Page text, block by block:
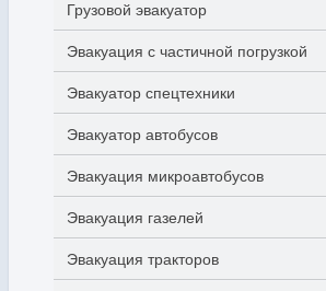
Грузовой эвакуатор
Эвакуация с частичной погрузкой
Эвакуатор спецтехники
Эвакуатор автобусов
Эвакуация микроавтобусов
Эвакуация газелей
Эвакуация тракторов